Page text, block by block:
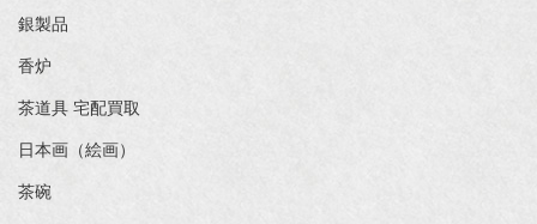
銀製品
香炉
茶道具 宅配買取
日本画（絵画）
茶碗